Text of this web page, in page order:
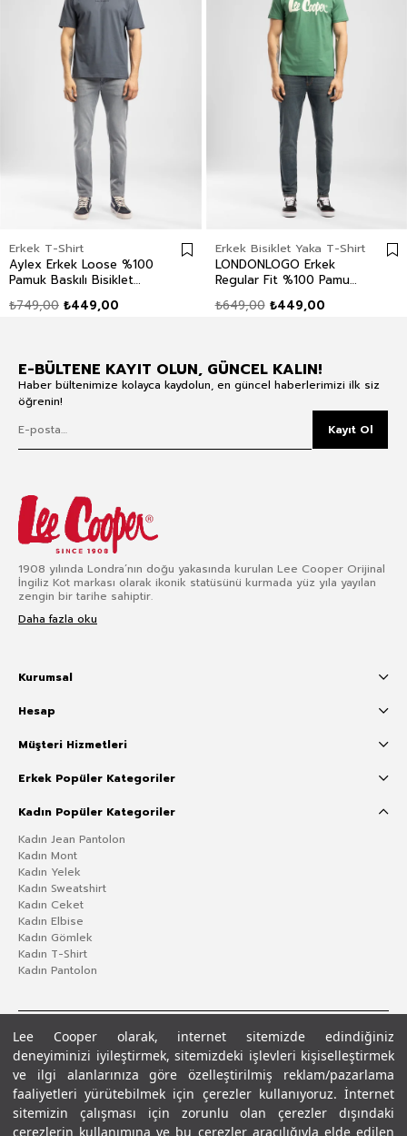
Lee Cooper olarak, internet sitemizde edindiğiniz
deneyiminizi iyileştirmek, sitemizdeki işlevleri kişiselleştirmek
ve ilgi alanlarınıza göre özelleştirilmiş reklam/pazarlama
faaliyetleri yürütebilmek için çerezler kullanıyoruz. İnternet
sitemizin çalışması için zorunlu olan çerezler dışındaki
çerezlerin kullanımına ve bu çerezler aracılığıyla elde edilen
Erkek T-Shirt
Aylex Erkek Loose %100
Pamuk Baskılı Bisiklet
₺449,00
₺749,00
Erkek Bisiklet Yaka T-Shirt
LONDONLOGO Erkek
Regular Fit %100 Pamuk
Shirt Yeşil₺449,00
₺649,00
E-BÜLTENE KAYIT OLUN, GÜNCEL KALIN!
Haber bültenimize kolayca kaydolun, en güncel haberlerimizi ilk siz
öğrenin!
Kayıt Ol
1908 yılında Londra’nın doğu yakasında kurulan Lee Cooper Orijinal
İngiliz Kot markası olarak ikonik statüsünü kurmada yüz yıla yayılan
zengin bir tarihe sahiptir.
Daha fazla oku
Kurumsal
Hesap
Müşteri Hizmetleri
Erkek Popüler Kategoriler
Kadın Popüler Kategoriler
Kadın Jean Pantolon
Kadın Mont
Kadın Yelek
Kadın Sweatshirt
Kadın Ceket
Kadın Elbise
Kadın Gömlek
Kadın T-Shirt
Kadın Pantolon